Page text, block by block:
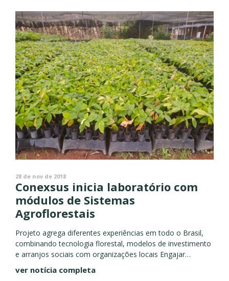
28 de nov de 2018
Conexsus inicia laboratório com
módulos de Sistemas
Agroflorestais
Projeto agrega diferentes experiências em todo o Brasil,
combinando tecnologia florestal, modelos de investimento
e arranjos sociais com organizações locais Engajar
instituições de pesquisa e tecnologia, empresas e
investidores e promover intercâmbio e desenvolvimento
ver notícia completa